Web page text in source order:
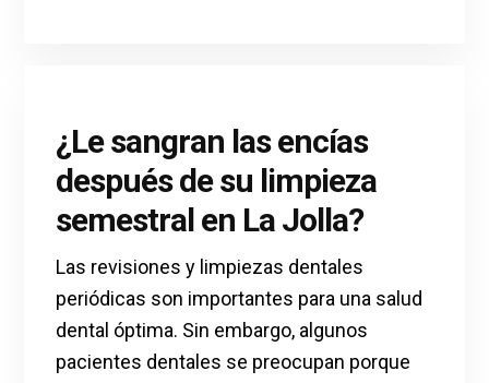
¿Le sangran las encías
después de su limpieza
semestral en La Jolla?
Las revisiones y limpiezas dentales
periódicas son importantes para una salud
dental óptima. Sin embargo, algunos
pacientes dentales se preocupan porque